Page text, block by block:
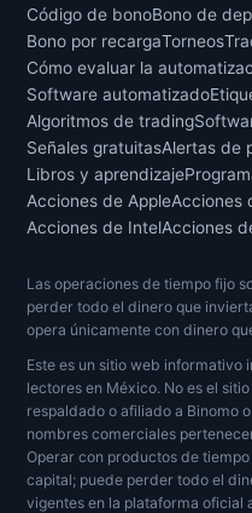
Código de bonoBono de
Bono por recargaTorneos
Cómo evaluar la
Software automatizado
Algoritmos de trading
Señales gratuitasAlertas de
Libros y aprendizaje
Acciones de AppleAcciones
Acciones de IntelAcciones
Las operaciones de tiempo fijo
perder todo el dinero que
opera únicamente con dinero
Este es un sitio web
lectores en México. No es el
respaldado o afiliado a Binomo
nombres comerciales
Operar con productos de
capital; puede perder todo el
vigentes en la plataforma oficial